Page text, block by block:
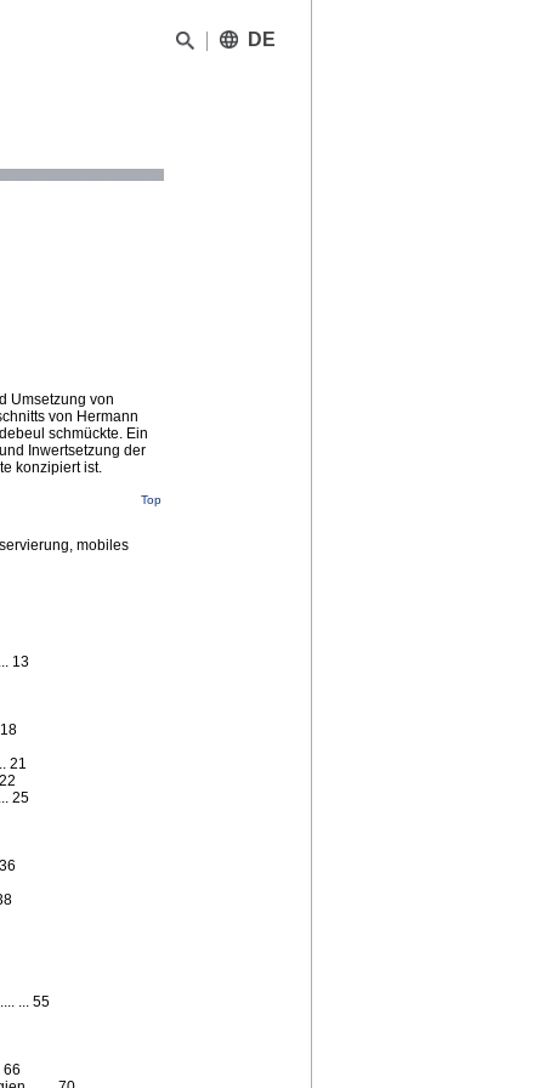
DE
Umsetzung von
von Hermann
schmückte. Ein
Inwertsetzung der
konzipiert ist.
Top
mobiles
13
21
25
... 55
66